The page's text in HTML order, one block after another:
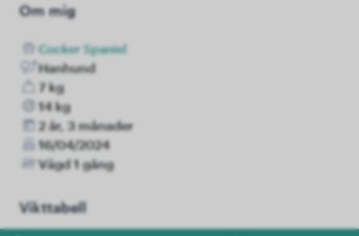
Om mig
Cocker Spaniel
Hanhund
7 kg
14 kg
2 år, 3 månader
16/04/2024
Vägd 1 gång
Vikttabell